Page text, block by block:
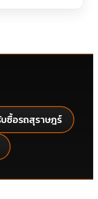
ซื้อรถสุราษฎร์